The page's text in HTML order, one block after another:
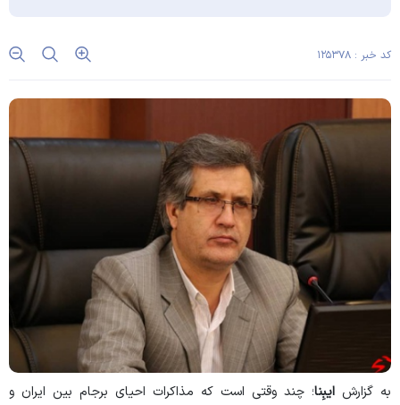
کد خبر : ۱۲۵۳۷۸
به گزارش ایبِنا؛ چند وقتی است که مذاکرات احیای برجام بین ایران و